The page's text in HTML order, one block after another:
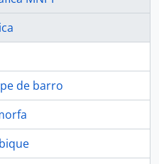
de barro